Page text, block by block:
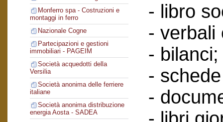
Monferro spa - Costruzioni e
montaggi in ferro
Nazionale Cogne
Partecipazioni e gestioni
immobiliari - PAGEIM
Società acquedotti della
Versilia
Società anonima delle ferriere
italiane
Società anonima distribuzione
energia Aosta - SADEA
- libro
- verbali
- bilanci;
-
-